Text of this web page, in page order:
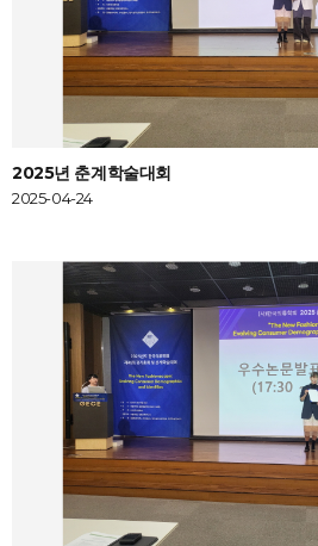
2025년 춘계학술대회
2025-04-24